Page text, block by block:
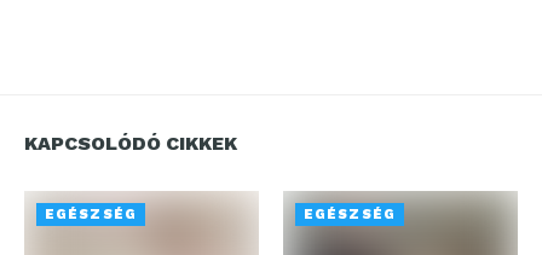
KAPCSOLÓDÓ CIKKEK
EGÉSZSÉG EGÉSZSÉG